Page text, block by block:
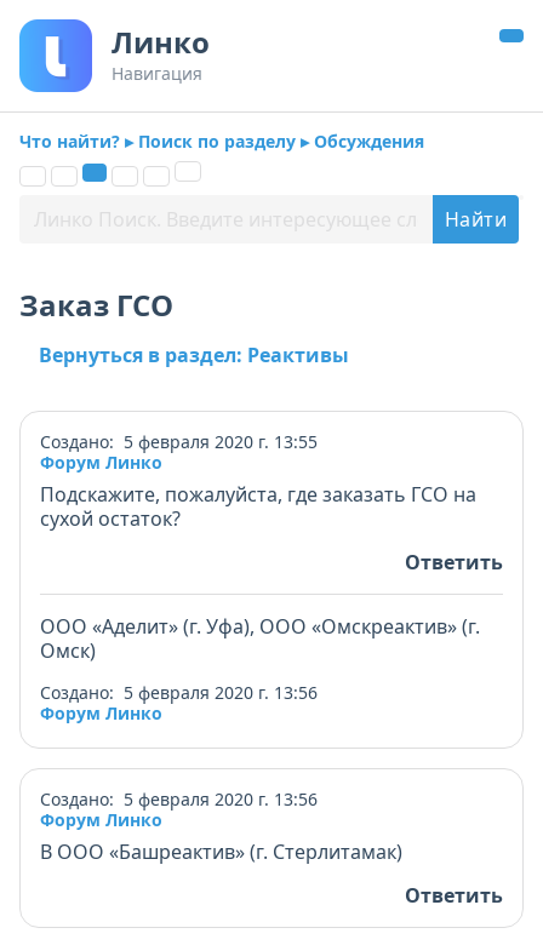
Линко
Навигация
Что найти? ▸ Поиск по разделу ▸ Обсуждения
Заказ ГСО
Вернуться в раздел: Реактивы
Создано: 5 февраля 2020 г. 13:55
Форум Линко
Подскажите, пожалуйста, где заказать ГСО на
сухой остаток?
Ответить
ООО «Аделит» (г. Уфа), ООО «Омскреактив» (г.
Омск)
Создано: 5 февраля 2020 г. 13:56
Форум Линко
Создано: 5 февраля 2020 г. 13:56
Форум Линко
В ООО «Башреактив» (г. Стерлитамак)
Ответить